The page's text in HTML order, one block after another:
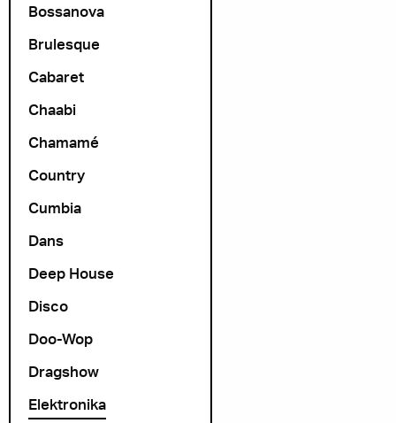
Bossanova
Brulesque
Cabaret
Chaabi
Chamamé
Country
Cumbia
Dans
Deep House
Disco
Doo-Wop
Dragshow
Elektronika